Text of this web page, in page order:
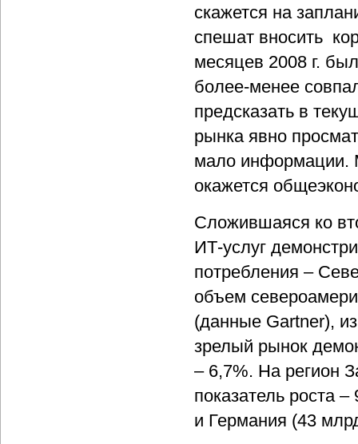
скажется на
спешат вносить
месяцев 2008 г.
более-менее
предсказать в
рынка явно
мало информации.
окажется
Сложившаяся ко
ИТ-услуг
потребления –
объем
(данные Gartner),
зрелый рынок
– 6,7%. На регион
показатель роста
и Германия (43